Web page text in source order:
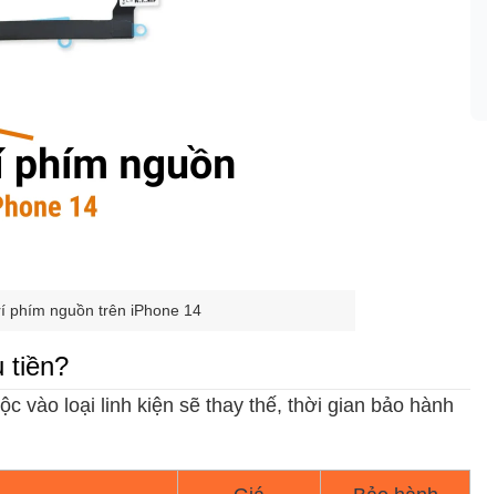
phím nguồn trên iPhone 14
tiền?
vào loại linh kiện sẽ thay thế, thời gian bảo hành